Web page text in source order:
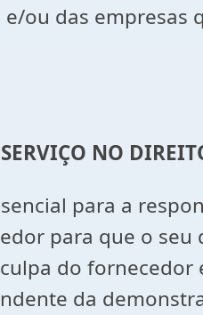
ou das empresas
NO
para a
para que o seu
do
da